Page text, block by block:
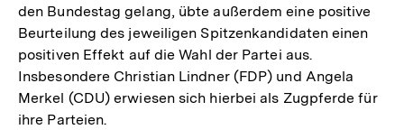
den Bundestag gelang, übte außerdem eine positive
Beurteilung des jeweiligen Spitzenkandidaten einen
positiven Effekt auf die Wahl der Partei aus.
Insbesondere Christian Lindner (FDP) und Angela
Merkel (CDU) erwiesen sich hierbei als Zugpferde für
ihre Parteien.